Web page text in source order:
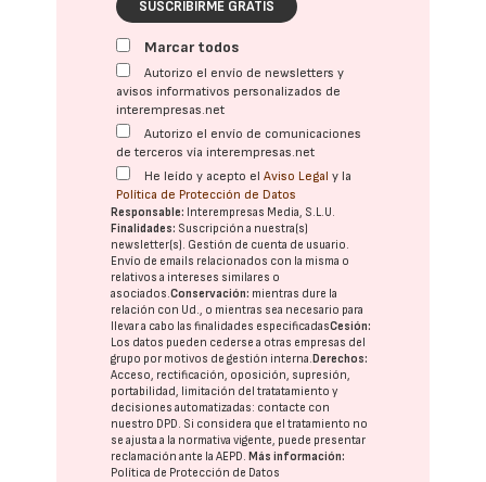
SUSCRIBIRME GRATIS
Marcar todos
Autorizo el envío de newsletters y
avisos informativos personalizados de
interempresas.net
Autorizo el envío de comunicaciones
de terceros vía interempresas.net
He leído y acepto elAviso Legal y la
Política de Protección de Datos
Responsable: Interempresas Media, S.L.U.
Finalidades: Suscripción a nuestra(s)
newsletter(s). Gestión de cuenta de usuario.
Envío de emails relacionados con la misma o
relativos a intereses similares o
asociados.Conservación: mientras dure la
relación con Ud., o mientras sea necesario para
llevar a cabo las finalidades especificadasCesión:
Los datos pueden cederse a otras empresas del
grupo por motivos de gestión interna. Derechos:
Acceso, rectificación, oposición, supresión,
portabilidad, limitación del tratatamiento y
decisiones automatizadas: contacte con
nuestro DPD. Si considera que el tratamiento no
se ajusta a la normativa vigente, puede presentar
reclamación ante laAEPD. Más información:
Política de Protección de Datos